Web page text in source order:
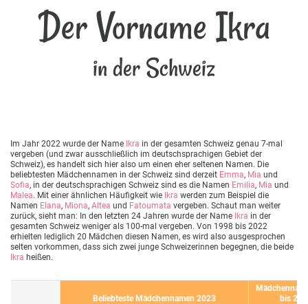
Der Vorname Ikra
in der Schweiz
Im Jahr 2022 wurde der Name Ikra in der gesamten Schweiz genau 7-mal
vergeben (und zwar ausschließlich im deutschsprachigen Gebiet der
Schweiz), es handelt sich hier also um einen eher seltenen Namen. Die
beliebtesten Mädchennamen in der Schweiz sind derzeit Emma, Mia und
Sofia, in der deutschsprachigen Schweiz sind es die Namen Emilia, Mia und
Malea. Mit einer ähnlichen Häufigkeit wie Ikra werden zum Beispiel die
Namen Elana, Miona, Altea und Fatoumata vergeben. Schaut man weiter
zurück, sieht man: In den letzten 24 Jahren wurde der Name Ikra in der
gesamten Schweiz weniger als 100-mal vergeben. Von 1998 bis 2022
erhielten lediglich 20 Mädchen diesen Namen, es wird also ausgesprochen
selten vorkommen, dass sich zwei junge Schweizerinnen begegnen, die beide
Ikra heißen.
Beliebteste Mädchennamen 2023
bis